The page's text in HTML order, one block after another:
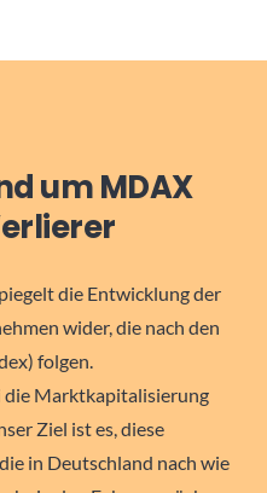
um MDAX
die Entwicklung der
wider, die nach den
folgen.
die Marktkapitalisierung
Ziel ist es, diese
in Deutschland nach wie